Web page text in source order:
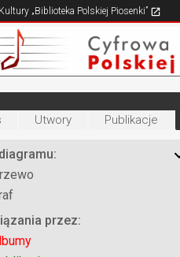
„Biblioteka Polskiej Piosenki”
Utwory Publikacje
przez: